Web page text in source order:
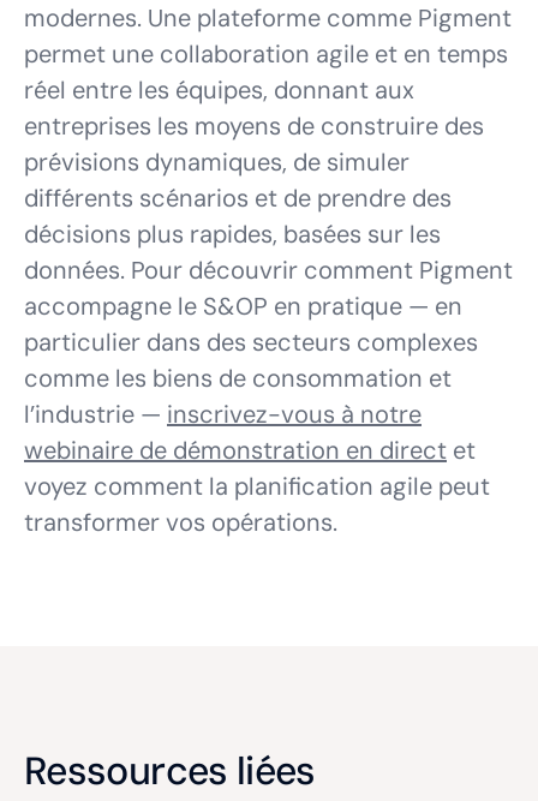
modernes. Une plateforme comme Pigment
permet une collaboration agile et en temps
réel entre les équipes, donnant aux
entreprises les moyens de construire des
prévisions dynamiques, de simuler
différents scénarios et de prendre des
décisions plus rapides, basées sur les
données. Pour découvrir comment Pigment
accompagne le S&OP en pratique — en
particulier dans des secteurs complexes
comme les biens de consommation et
l’industrie — inscrivez-vous à notre
webinaire de démonstration en direct et
voyez comment la planification agile peut
transformer vos opérations.
Ressources liées